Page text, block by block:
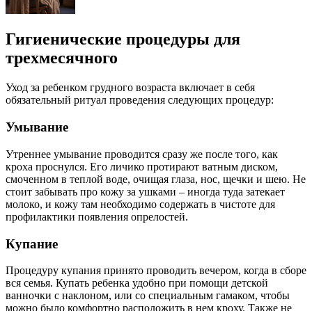
Гигиенические процедуры для
трехмесячного
Уход за ребенком грудного возраста включает в себя
обязательный ритуал проведения следующих процедур:
Умывание
Утреннее умывание проводится сразу же после того, как
кроха проснулся. Его личико протирают ватным диском,
смоченном в теплой воде, очищая глаза, нос, щечки и шею. Не
стоит забывать про кожу за ушками – иногда туда затекает
молоко, и кожу там необходимо содержать в чистоте для
профилактики появления опрелостей.
Купание
Процедуру купания принято проводить вечером, когда в сборе
вся семья. Купать ребенка удобно при помощи детской
ванночки с наклоном, или со специальным гамаком, чтобы
можно было комфортно расположить в нем кроху. Также не